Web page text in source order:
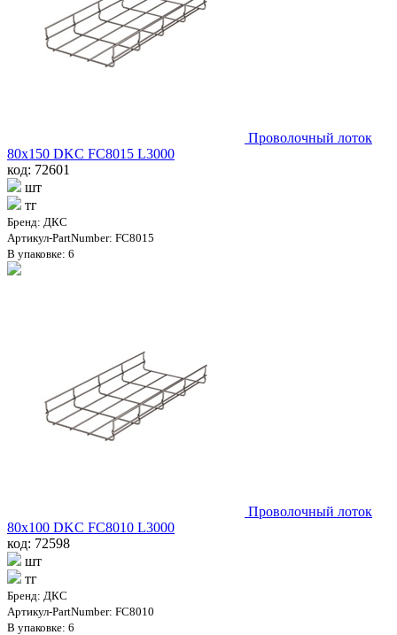
Проволочный лоток
80х150 DKC FC8015 L3000
код: 72601
шт
тг
Бренд: ДКС
Артикул-PartNumber: FC8015
В упаковке: 6
Проволочный лоток
80х100 DKC FC8010 L3000
код: 72598
шт
тг
Бренд: ДКС
Артикул-PartNumber: FC8010
В упаковке: 6